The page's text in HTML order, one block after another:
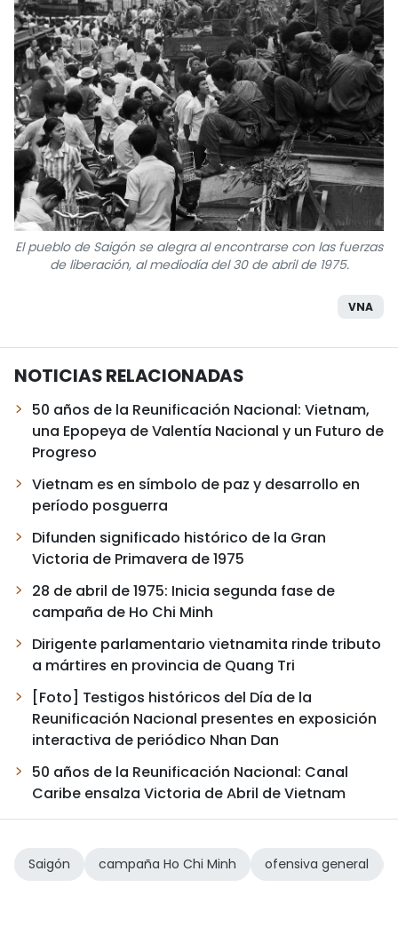
El pueblo de Saigón se alegra al encontrarse con las fuerzas
de liberación, al mediodía del 30 de abril de 1975.
VNA
NOTICIAS RELACIONADAS
50 años de la Reunificación Nacional: Vietnam,
una Epopeya de Valentía Nacional y un Futuro de
Progreso
Vietnam es en símbolo de paz y desarrollo en
período posguerra
Difunden significado histórico de la Gran
Victoria de Primavera de 1975
28 de abril de 1975: Inicia segunda fase de
campaña de Ho Chi Minh
Dirigente parlamentario vietnamita rinde tributo
a mártires en provincia de Quang Tri
[Foto] Testigos históricos del Día de la
Reunificación Nacional presentes en exposición
interactiva de periódico Nhan Dan
50 años de la Reunificación Nacional: Canal
Caribe ensalza Victoria de Abril de Vietnam
Saigón campaña Ho Chi Minh ofensiva general